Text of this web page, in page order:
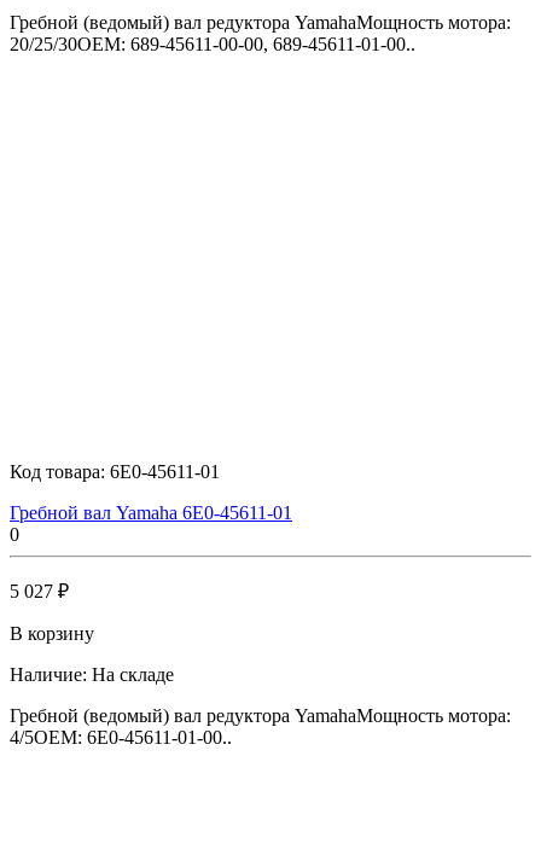
Гребной (ведомый) вал редуктора YamahaМощность мотора:
20/25/30OEM: 689-45611-00-00, 689-45611-01-00..
Код товара: 6E0-45611-01
Гребной вал Yamaha 6E0-45611-01
0
5 027 ₽
В корзину
Наличие: На складе
Гребной (ведомый) вал редуктора YamahaМощность мотора:
4/5OEM: 6E0-45611-01-00..